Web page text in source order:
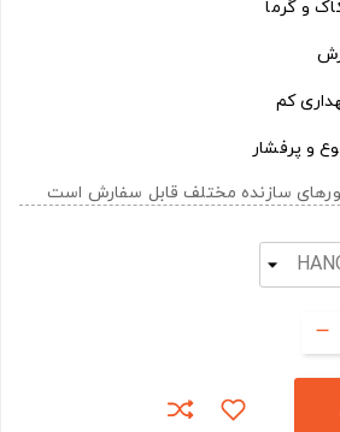
و گرما
کم
و پرفشار
سازنده مختلف قابل سفارش است